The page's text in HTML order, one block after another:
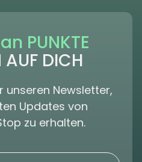
PUNKTE
AUF DICH
unseren Newsletter,
Updates von
zu erhalten.